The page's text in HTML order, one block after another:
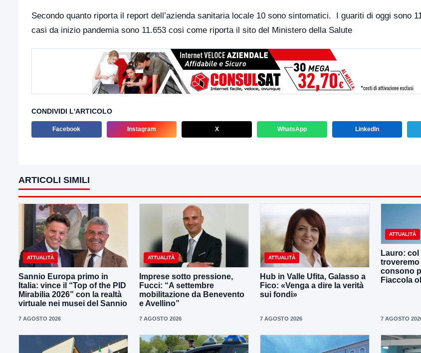
Secondo quanto riporta il report dell’azienda sanitaria locale 10 sono sintomatici. I guariti di oggi sono
casi da inizio pandemia sono 11.653 cosi come riporta il sito del Ministero della Salute
CONDIVIDI L'ARTICOLO
Facebook Instagram X WhatsApp LinkedIn
ARTICOLI SIMILI
ATTUALITÀ
Sannio Europa primo in
Italia: vince il “Top of the PID
Mirabilia 2026” con la realtà
virtuale nei musei del Sannio
7 AGOSTO 2026
ATTUALITÀ
Imprese sotto pressione,
Fucci: “A settembre
mobilitazione da Benevento
e Avellino”
7 AGOSTO 2026
ATTUALITÀ
Hub in Valle Ufita, Galasso a
Fico: «Venga a dire la verità
sui fondi»
7 AGOSTO 2026
ATTUALITÀ
Lauro:
consono
Fiaccola
7 AGOSTO